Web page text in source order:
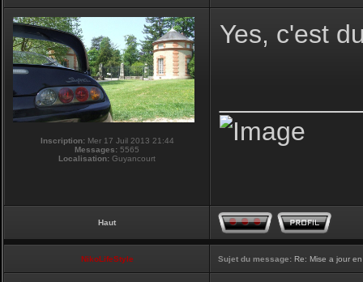
Inscription:Mer 17 Juil 2013 21:44
Messages: 5565
Localisation: Guyancourt
Yes, c'est
Haut
NikoLifeStyle Sujet du message: Re: Mise a jour